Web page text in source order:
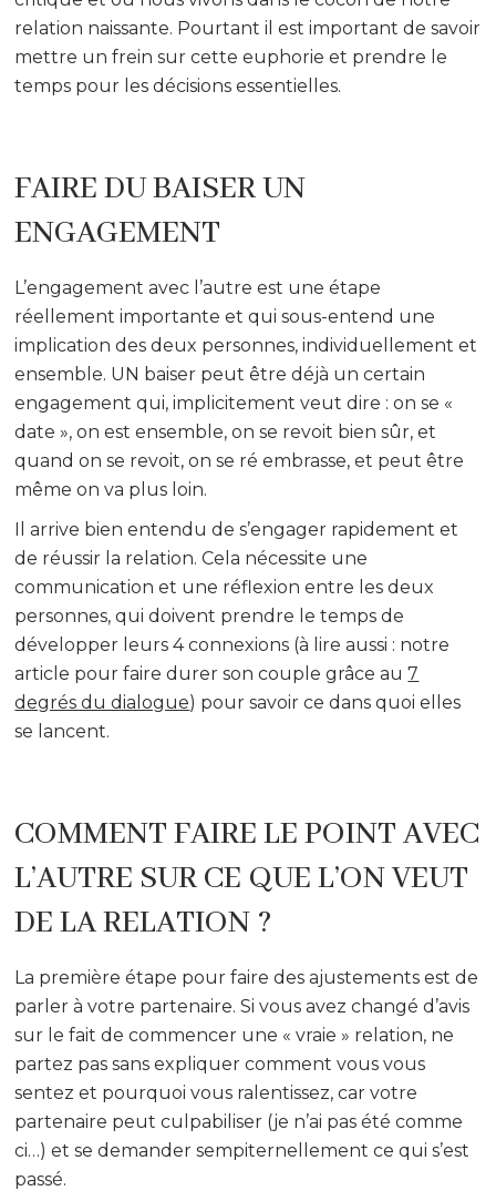
relation naissante. Pourtant il est important de savoir
mettre un frein sur cette euphorie et prendre le
temps pour les décisions essentielles.
FAIRE DU BAISER UN
ENGAGEMENT
L’engagement avec l’autre est une étape
réellement importante et qui sous-entend une
implication des deux personnes, individuellement et
ensemble. UN baiser peut être déjà un certain
engagement qui, implicitement veut dire : on se «
date », on est ensemble, on se revoit bien sûr, et
quand on se revoit, on se ré embrasse, et peut être
même on va plus loin.
Il arrive bien entendu de s’engager rapidement et
de réussir la relation. Cela nécessite une
communication et une réflexion entre les deux
personnes, qui doivent prendre le temps de
développer leurs 4 connexions (à lire aussi : notre
article pour faire durer son couple grâce au7
degrés du dialogue) pour savoir ce dans quoi elles
se lancent.
COMMENT FAIRE LE POINT AVEC
L’AUTRE SUR CE QUE L’ON VEUT
DE LA RELATION ?
La première étape pour faire des ajustements est de
parler à votre partenaire. Si vous avez changé d’avis
sur le fait de commencer une « vraie » relation, ne
partez pas sans expliquer comment vous vous
sentez et pourquoi vous ralentissez, car votre
partenaire peut culpabiliser (je n’ai pas été comme
ci…) et se demander sempiternellement ce qui s’est
passé.